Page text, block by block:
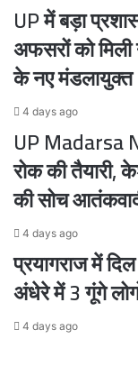
UP में बड़ा
अफसरों को मिली
के नए मंडलायुक्त
4 days ago
UP Madarsa
रोक की तैयारी,
की सोच
4 days ago
प्रयागराज में
अंधेरे में 3 गूंगे
4 days ago